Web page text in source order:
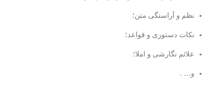
نظم و آراستگی متن؛
نکات دستوری و قواعد؛
علائم نگارشی و املا؛
و… .